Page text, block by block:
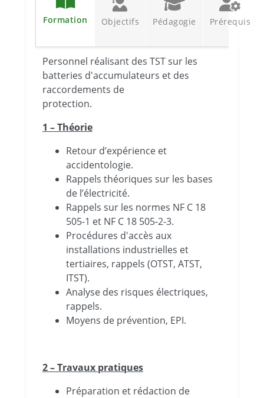
Formation Objectifs Pédagogie Prérequis
Personnel réalisant des TST sur les
batteries d'accumulateurs et des
raccordements de
protection.
1 – Théorie
Retour d’expérience et
accidentologie.
Rappels théoriques sur les bases
de l’électricité.
Rappels sur les normes NF C 18
505-1 et NF C 18 505-2-3.
Procédures d'accès aux
installations industrielles et
tertiaires, rappels (OTST, ATST,
ITST).
Analyse des risques électriques,
rappels.
Moyens de prévention, EPI.
2 – Travaux pratiques
Préparation et rédaction de